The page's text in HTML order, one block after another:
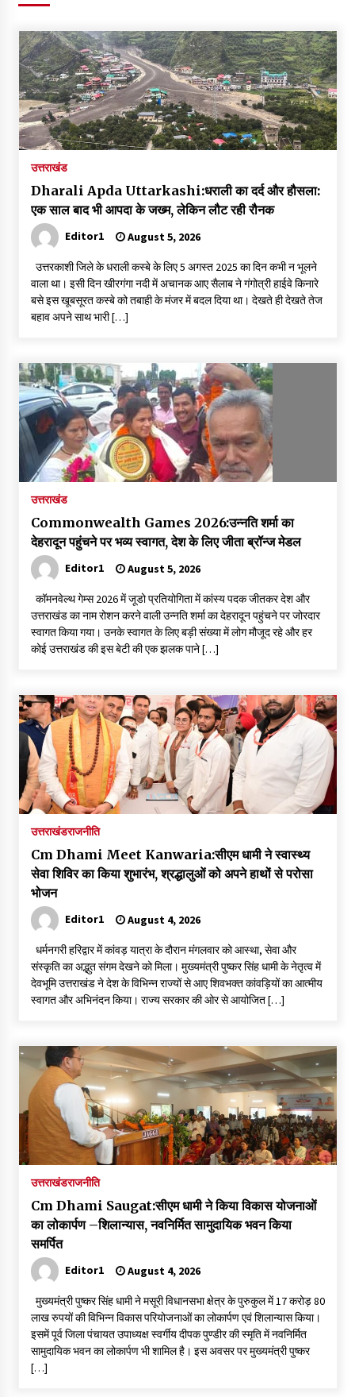
Thought Of The Day 7 September
September 7, 2023
Thought Of The Day 6 September
September 6, 2023
Thought Of The Day 18 May
May 18, 2022
Thought Of The Day 17 May
May 17, 2022
May 16, 2022
Thought Of The Day 14 May
May 14, 2022
Thought Of The Day 12 May
Thought Of The Day 11 May
May 11, 2022
Thought Of The Day 10 May
May 10, 2022
Thought Of The Day 9 May
May 9, 2022
उत्तराखंड
Dharali Apda Uttarkashi:धराली का दर्द और हौसला:
एक साल बाद भी आपदा के जख्म, लेकिन लौट रही रौनक
Editor1 August 5, 2026
उत्तरकाशी जिले के धराली कस्बे के लिए 5 अगस्त 2025 का दिन कभी न भूलने
वाला था। इसी दिन खीरगंगा नदी में अचानक आए सैलाब ने गंगोत्री हाईवे किनारे
बसे इस खूबसूरत कस्बे को तबाही के मंजर में बदल दिया था। देखते ही देखते तेज
बहाव अपने साथ भारी […]
उत्तराखंड
Commonwealth Games 2026:उन्नति शर्मा का
देहरादून पहुंचने पर भव्य स्वागत, देश के लिए जीता ब्रॉन्ज मेडल
Editor1 August 5, 2026
कॉमनवेल्थ गेम्स 2026 में जूडो प्रतियोगिता में कांस्य पदक जीतकर देश और
उत्तराखंड का नाम रोशन करने वाली उन्नति शर्मा का देहरादून पहुंचने पर जोरदार
स्वागत किया गया। उनके स्वागत के लिए बड़ी संख्या में लोग मौजूद रहे और हर
कोई उत्तराखंड की इस बेटी की एक झलक पाने […]
उत्तराखंडराजनीति
Cm Dhami Meet Kanwaria:सीएम धामी ने स्वास्थ्य
सेवा शिविर का किया शुभारंभ, श्रद्धालुओं को अपने हाथों से परोसा
भोजन
Editor1 August 4, 2026
धर्मनगरी हरिद्वार में कांवड़ यात्रा के दौरान मंगलवार को आस्था, सेवा और
संस्कृति का अद्भुत संगम देखने को मिला। मुख्यमंत्री पुष्कर सिंह धामी के नेतृत्व में
देवभूमि उत्तराखंड ने देश के विभिन्न राज्यों से आए शिवभक्त कांवड़ियों का आत्मीय
स्वागत और अभिनंदन किया। राज्य सरकार की ओर से आयोजित […]
उत्तराखंडराजनीति
Cm Dhami Saugat:सीएम धामी ने किया विकास योजनाओं
का लोकार्पण –शिलान्यास, नवनिर्मित सामुदायिक भवन किया
समर्पित
Editor1 August 4, 2026
मुख्यमंत्री पुष्कर सिंह धामी ने मसूरी विधानसभा क्षेत्र के पुरुकुल में 17 करोड़ 80
लाख रुपयों की विभिन्न विकास परियोजनाओं का लोकार्पण एवं शिलान्यास किया।
इसमें पूर्व जिला पंचायत उपाध्यक्ष स्वर्गीय दीपक पुण्डीर की स्मृति में नवनिर्मित
सामुदायिक भवन का लोकार्पण भी शामिल है। इस अवसर पर मुख्यमंत्री पुष्कर
[…]